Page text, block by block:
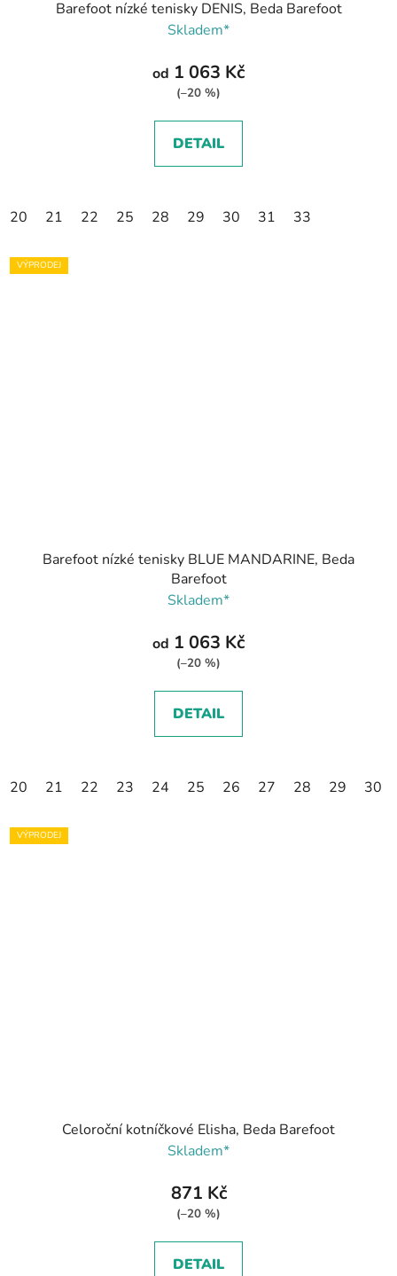
Barefoot nízké tenisky DENIS, Beda Barefoot
Skladem*
od 1 063 Kč
(–20 %)
DETAIL
20 21 22 25 28 29 30 31 33
VÝPRODEJ
Barefoot nízké tenisky BLUE MANDARINE, Beda
Barefoot
Skladem*
od 1 063 Kč
(–20 %)
DETAIL
20 21 22 23 24 25 26 27 28 29 30
VÝPRODEJ
Celoroční kotníčkové Elisha, Beda Barefoot
Skladem*
871 Kč
(–20 %)
DETAIL